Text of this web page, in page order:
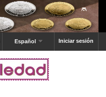
Iniciar sesión
Español